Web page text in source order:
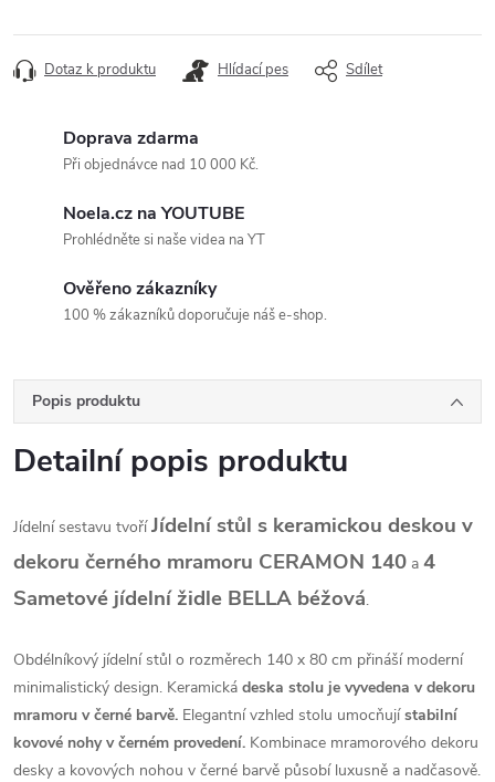
cena:
Dotaz k produktu Hlídací pes Sdílet
Doprava zdarma
Při objednávce nad 10 000 Kč.
Noela.cz na YOUTUBE
Prohlédněte si naše videa na YT
Ověřeno zákazníky
100 % zákazníků doporučuje náš e-shop.
Popis produktu
Detailní popis produktu
Jídelní sestavu tvoříJídelní stůl s keramickou deskou v
dekoru černého mramoru CERAMON 140 a 4
Sametové jídelní židle BELLA béžová.
Obdélníkový jídelní stůl o rozměrech 140 x 80 cm přináší moderní
minimalistický design. Keramická deska stolu je vyvedena v dekoru
mramoru v černé barvě. Elegantní vzhled stolu umocňujístabilní
kovové nohy v černém provedení. Kombinace mramorového dekoru
desky a kovových nohou v černé barvě působí luxusně a nadčasově.